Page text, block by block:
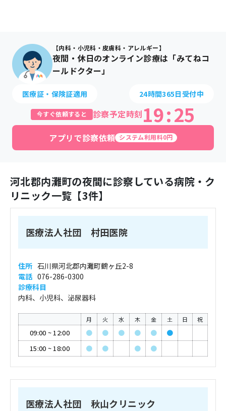
【内科・小児科・皮膚科・アレルギー】
夜間・休日のオンライン診療は「みてねコ
ールドクター」
医療証・保険証適用 24時間365日受付中
今すぐ依頼すると 診察予定時刻19:25
アプリで診察依頼 システム利用料0円
河北郡内灘町の夜間に診察している病院・ク
リニック一覧【3件】
医療法人社団 村田医院
住所 石川県河北郡内灘町鶴ヶ丘2-8
電話 076-286-0300
診療科目
内科、小児科、泌尿器科
月 火 水 木 金 土 日 祝
09:00 ~12:00 ● ● ● ● ●
●
15:00 ~18:00 ● ● ● ●
医療法人社団 秋山クリニック